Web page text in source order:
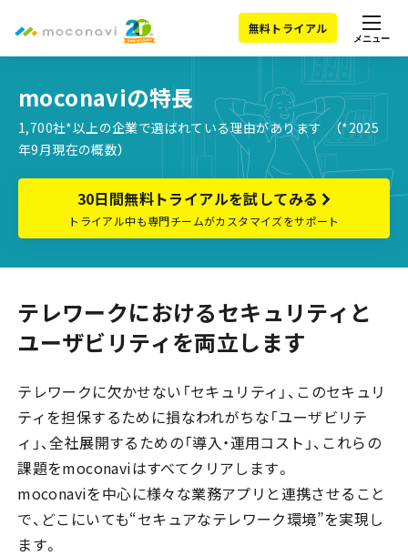
無料トライアル
メニュー
moconaviの特長
1,700社*以上の企業で選ばれている理由があります （*2025
年9月現在の概数）
30日間無料トライアルを試してみる
トライアル中も専門チームがカスタマイズをサポート
テレワークにおけるセキュリティと
ユーザビリティを両立します
テレワークに欠かせない「セキュリティ」、このセキュリ
ティを担保するために損なわれがちな「ユーザビリテ
ィ」、全社展開するための「導入・運用コスト」、これらの
課題をmoconaviはすべてクリアします。
moconaviを中心に様々な業務アプリと連携させること
で、どこにいても“セキュアなテレワーク環境”を実現し
ます。